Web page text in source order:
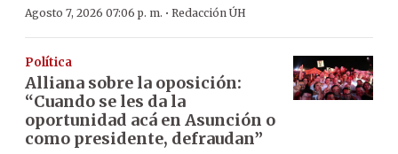
Agosto 7, 2026 07:06 p. m. · Redacción ÚH
Política
Alliana sobre la oposición:
“Cuando se les da la
oportunidad acá en Asunción o
como presidente, defraudan”